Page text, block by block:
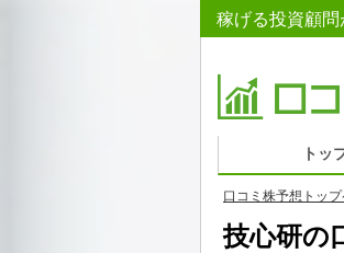
稼げる投資顧
トッ
口コミ株予想トッ
技心研の